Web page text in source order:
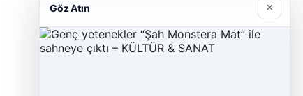
Enes Kaplan Avukatlık Bürosu
Göz Atın ×